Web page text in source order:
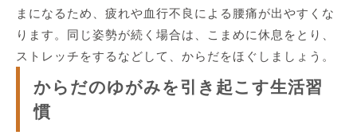
まになるため、疲れや血行不良による腰痛が出やすくな
ります。同じ姿勢が続く場合は、こまめに休息をとり、
ストレッチをするなどして、からだをほぐしましょう。
からだのゆがみを引き起こす生活習
慣